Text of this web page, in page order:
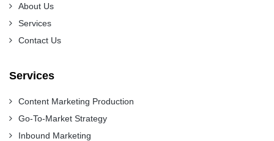
About Us
Services
Contact Us
Services
Content Marketing Production
Go-To-Market Strategy
Inbound Marketing